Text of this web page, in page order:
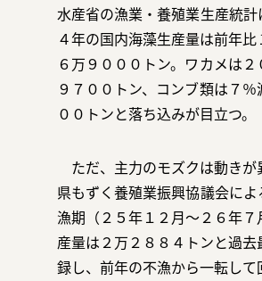
水産省の漁業・養殖業生産統計
４年の国内海藻生産量は前年比
６万９０００トン。ワカメは２
９７００トン、コンブ類は７％
００トンと落ち込みが目立つ。
ただ、主力のモズクは動きが
県もずく養殖業振興協議会に
漁期（２５年１２月～２６年７
産量は２万２８８４トンと過
録し、前年の不漁から一転して